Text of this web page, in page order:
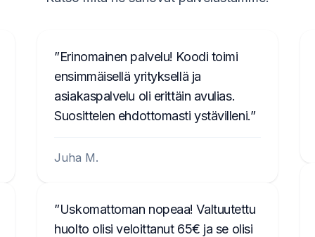
Erinomainen palvelu! Koodi toimi
ensimmäisellä yrityksellä ja
asiakaspalvelu oli erittäin avulias.
Suosittelen ehdottomasti ystävilleni.
Juha M.
Uskomattoman nopeaa! Valtuutettu
huolto olisi veloittanut 65€ ja se olisi